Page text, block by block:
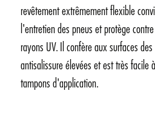
revêtement extrêmement flexible
l'entretien des pneus et protège
rayons UV. Il confère aux surfaces
antisalissure élevées et est très facile
tampons d'application.